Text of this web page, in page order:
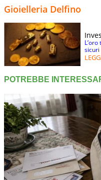
Gioielleria Delfino
sicuri